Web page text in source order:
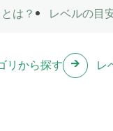
は？ レベルの目
リから探す レ